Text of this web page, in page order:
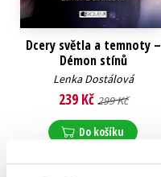
Dcery světla a temnoty –
Démon stínů
Lenka Dostálová
239 Kč 299 Kč
Do košíku